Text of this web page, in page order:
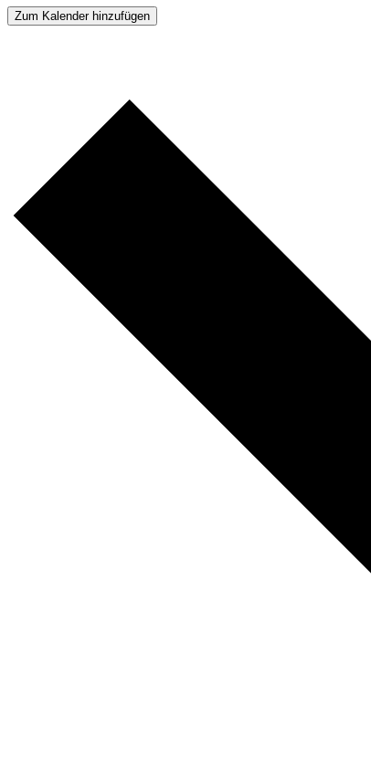
Zum Kalender hinzufügen